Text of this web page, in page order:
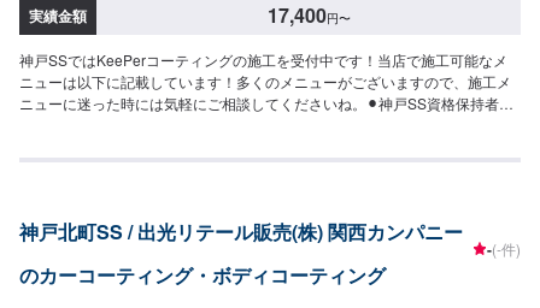
実績金額 17,400円〜
神戸SSではKeePerコーティングの施工を受付中です！当店で施工可能なメ
ニューは以下に記載しています！多くのメニューがございますので、施工メ
ニューに迷った時には気軽にご相談してくださいね。⚫︎神戸SS資格保持者
で愛車の輝きを保ちます！⚪︎施工価格（車サイズ）17,400円（SSサイズ）
間）＞汚れの密着を防ぐ独特な防汚能力を持つコーティングです。青空駐車
でも綺麗を保つ！ノーメンテで1年耐久！⚪︎施工価格（車サイズ）27,400円
（SSサイズ）29,500円（Sサイズ）31,800円（Mサイズ）32,900円（Lサイ
神戸北町SS / 出光リテール販売(株) 関西カンパニー
のカーコーティング・ボディコーティング
-(-件)